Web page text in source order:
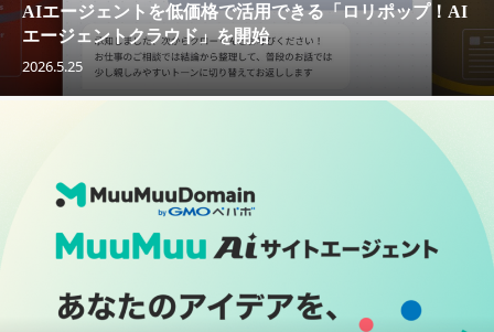
AIエージェントを低価格で活用できる「ロリポップ！AI
エージェントクラウド」を開始
2026.5.25